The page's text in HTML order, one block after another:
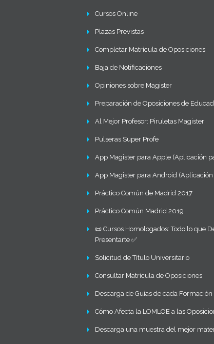
Cursos Online
Plazas Previstas
Completar Matrícula de Oposiciones
Baja de Notificaciones
Opiniones sobre Magister
Preparación de Oposiciones de
Al Mejor Profesor: Piruletas Magister
Pulseras Super Profe
App Magister para Apple (Aplicación
App Magister para Android (Aplicación
Práctico Común de Madrid 2017
Práctico Común Madrid 2019
📜 Cursos Homologados: Todo lo que
Presentarte ✅
Solicitud de Título Universitario
Consultar Matrícula de Oposiciones
Descarga de Guías de cada Formación
Cómo Afecta la LOMLOE a las
Descarga una muestra del mejor